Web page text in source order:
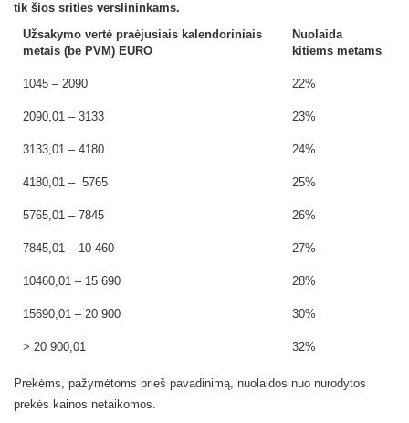
tik šios srities verslininkams.
Užsakymo vertė praėjusiais kalendoriniais
metais (be PVM) EURO
Nuolaida
kitiems metams
1045 – 2090 22%
2090,01 – 3133 23%
3133,01 – 4180 24%
4180,01 – 5765 25%
5765,01 – 7845 26%
7845,01 – 10 460 27%
10460,01 – 15 690 28%
15690,01 – 20 900 30%
> 20 900,01 32%
Prekėms, pažymėtoms prieš pavadinimą, nuolaidos nuo nurodytos
prekės kainos netaikomos.